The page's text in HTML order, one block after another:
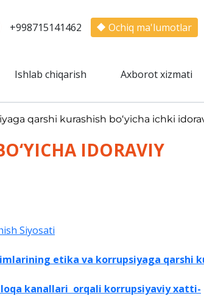
+998715141462 Ochiq ma'lumotlar
Ishlab chiqarish Axborot xizmati
qarshi kurashish bo‘yicha ichki
IDORAVIY
Siyosati
etika va korrupsiyaga qarshi
kanallari orqali korrupsiyaviy xatti-